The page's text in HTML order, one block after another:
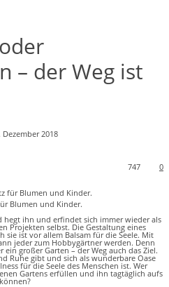
– der Weg ist
Dezember 2018
0
747
Blumen und Kinder.
hegt ihn und erfindet sich immer wieder als
Projekten selbst. Die Gestaltung eines
sie ist vor allem Balsam für die Seele. Mit
jeder zum Hobbygärtner werden. Denn
großer Garten – der Weg auch das Ziel.
Ruhe gibt und sich als wunderbare Oase
für die Seele des Menschen ist. Wer
Gartens erfüllen und ihn tagtäglich aufs